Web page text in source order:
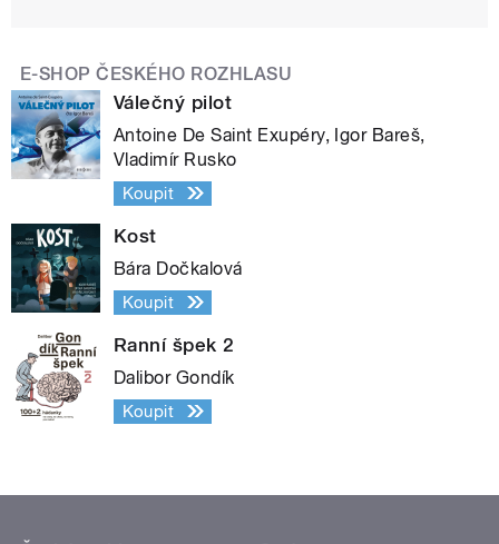
E-SHOP ČESKÉHO ROZHLASU
Válečný pilot
Antoine De Saint Exupéry, Igor Bareš,
Vladimír Rusko
Koupit
Kost
Bára Dočkalová
Koupit
Ranní špek 2
Dalibor Gondík
Koupit